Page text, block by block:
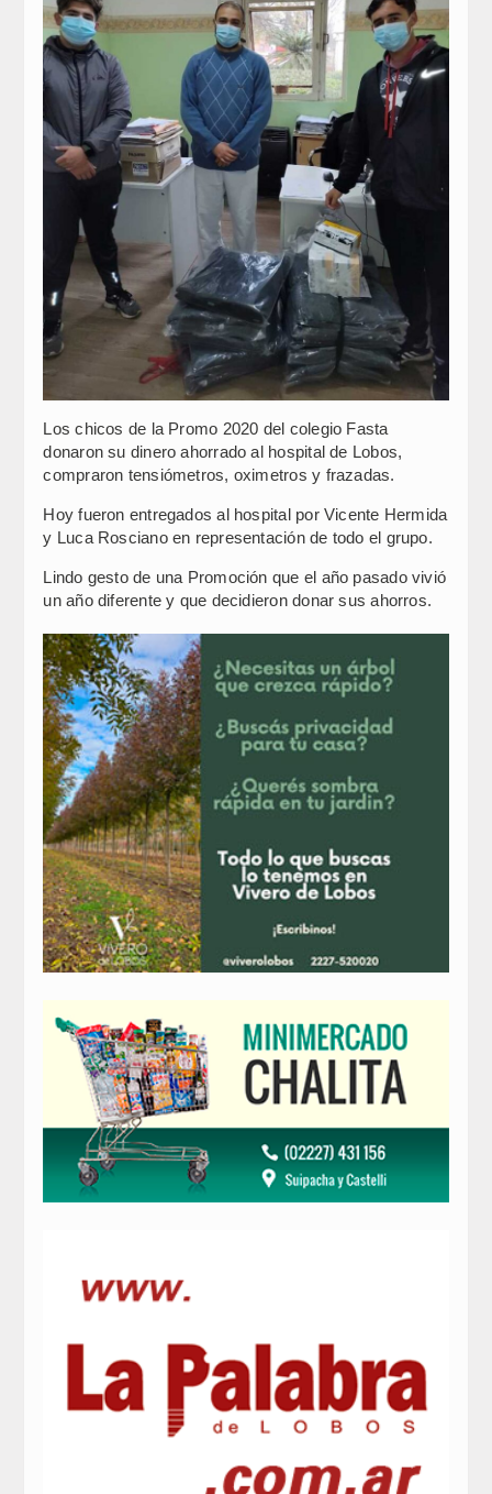
Los chicos de la Promo 2020 del colegio Fasta
donaron su dinero ahorrado al hospital de Lobos,
compraron tensiómetros, oximetros y frazadas.
Hoy fueron entregados al hospital por Vicente Hermida
y Luca Rosciano en representación de todo el grupo.
Lindo gesto de una Promoción que el año pasado vivió
un año diferente y que decidieron donar sus ahorros.